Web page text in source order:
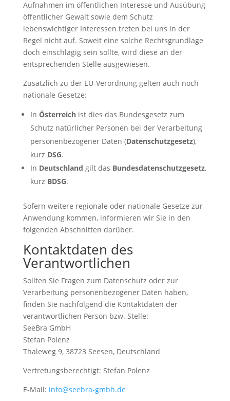
Aufnahmen im öffentlichen Interesse und Ausübung
öffentlicher Gewalt sowie dem Schutz
lebenswichtiger Interessen treten bei uns in der
Regel nicht auf. Soweit eine solche Rechtsgrundlage
doch einschlägig sein sollte, wird diese an der
entsprechenden Stelle ausgewiesen.
Zusätzlich zu der EU-Verordnung gelten auch noch
nationale Gesetze:
In Österreichist dies das Bundesgesetz zum
Schutz natürlicher Personen bei der Verarbeitung
personenbezogener Daten (Datenschutzgesetz),
kurz DSG.
In Deutschland gilt das Bundesdatenschutzgesetz,
kurz BDSG.
Sofern weitere regionale oder nationale Gesetze zur
Anwendung kommen, informieren wir Sie in den
folgenden Abschnitten darüber.
Kontaktdaten des
Verantwortlichen
Sollten Sie Fragen zum Datenschutz oder zur
Verarbeitung personenbezogener Daten haben,
finden Sie nachfolgend die Kontaktdaten der
verantwortlichen Person bzw. Stelle:
SeeBra GmbH
Stefan Polenz
Thaleweg 9, 38723 Seesen, Deutschland
Vertretungsberechtigt: Stefan Polenz
E-Mail: info@seebra-gmbh.de